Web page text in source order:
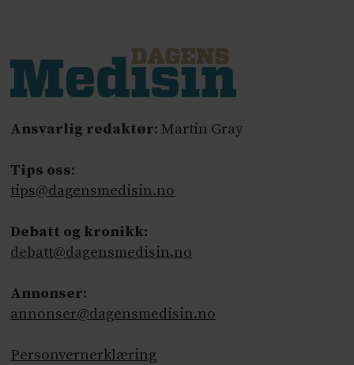
Ansvarlig redaktør: Martin Gray
Tips oss:
tips@dagensmedisin.no
Debatt og kronikk:
debatt@dagensmedisin.no
Annonser:
annonser@dagensmedisin.no
Personvernerklæring